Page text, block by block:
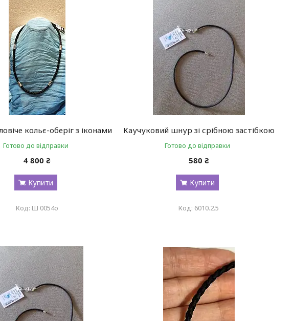
кольє-оберіг з іконами
Готово до відправки
4 800 ₴
Купити
Ш 0054о
Каучуковий шнур зі срібною застібкою
Готово до відправки
580 ₴
Купити
6010.2.5